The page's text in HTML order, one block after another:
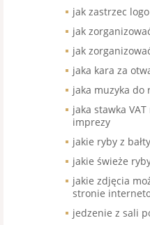
jak zastrzec
jak
jak
jaka kara za
jaka muzyka do
jaka stawka
imprezy
jakie ryby z
jakie świeże
jakie zdjęcia
stronie
jedzenie z sali